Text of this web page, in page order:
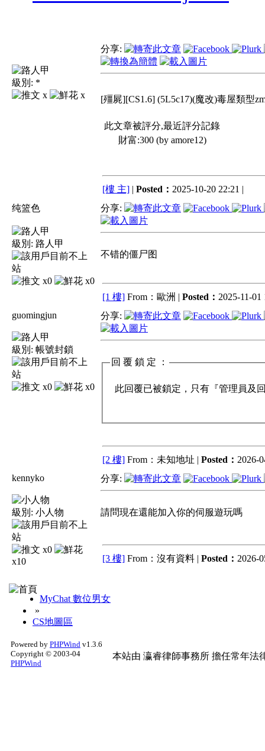
級別: *
x
x
分享:
[殭屍][CS1.6] (5L5c17)(魔改)毒屋類型
此文章被評分,最近評分記錄
財富:300 (by amore12)
[樓 主] | Posted： 2025-10-20 22:21 |
纯篮色
級別: 路人甲
x0 x0
分享:
不错的僵尸图
[1 樓] From：歐洲 | Posted： 2025-11-01
guomingjun
級別: 帳號封鎖
x0 x0
分享:
回 覆 鎖 定 ：
此回覆已被鎖定，只有『管理員及
[2 樓] From：未知地址 | Posted： 2026-
kennyko
級別: 小人物
x0
x10
分享:
請問現在還能加入你的伺服遊玩嗎
[3 樓] From：沒有資料 | Posted： 2026-
MyChat 數位男女
»
CS地圖區
Powered by PHPWind v1.3.6
Copyright © 2003-04
PHPWind
本站由 瀛睿律師事務所 擔任常年法